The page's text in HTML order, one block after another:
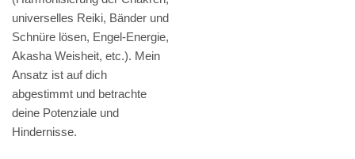
universelles Reiki, Bänder und
Schnüre lösen, Engel-Energie,
Akasha Weisheit, etc.). Mein
Ansatz ist auf dich
abgestimmt und betrachte
deine Potenziale und
Hindernisse.